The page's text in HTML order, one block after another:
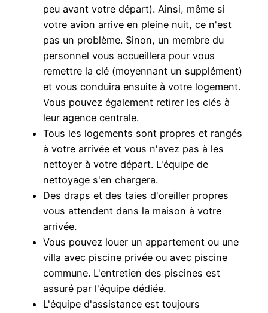
peu avant votre départ). Ainsi, même si
votre avion arrive en pleine nuit, ce n'est
pas un problème. Sinon, un membre du
personnel vous accueillera pour vous
remettre la clé (moyennant un supplément)
et vous conduira ensuite à votre logement.
Vous pouvez également retirer les clés à
leur agence centrale.
Tous les logements sont propres et rangés
à votre arrivée et vous n'avez pas à les
nettoyer à votre départ. L'équipe de
nettoyage s'en chargera.
Des draps et des taies d'oreiller propres
vous attendent dans la maison à votre
arrivée.
Vous pouvez louer un appartement ou une
villa avec piscine privée ou avec piscine
commune. L'entretien des piscines est
assuré par l'équipe dédiée.
L'équipe d'assistance est toujours